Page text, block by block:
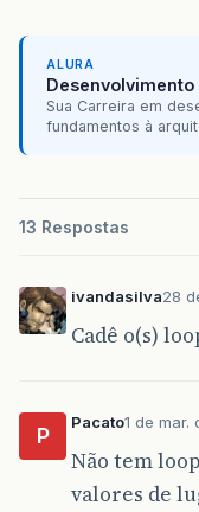
ALURA
Sua Carreira em
fundamentos à
13 Respostas
ivandasilva28
Cadê o(s)
P
Pacato1 de mar.
Não tem
valores de